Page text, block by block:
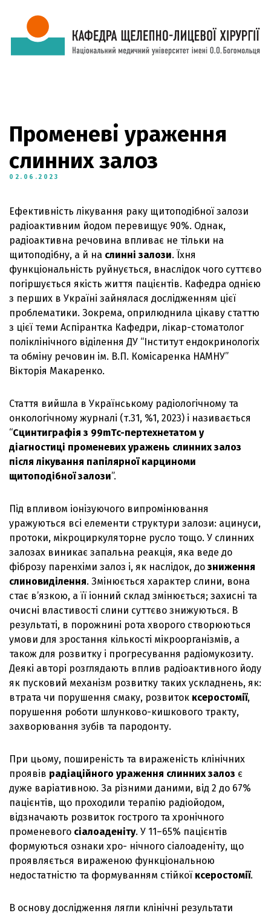
Променеві ураження
слинних залоз
02.06.2023
Ефективність лікування раку щитоподібної залози
радіоактивним йодом перевищує 90%. Однак,
радіоактивна речовина впливає не тільки на
щитоподібну, а й на слинні залози. Їхня
функціональність руйнується, внаслідок чого суттєво
погіршується якість життя пацієнтів. Кафедра однією
з перших в Україні зайнялася дослідженням цієї
проблематики. Зокрема, оприлюднила цікаву статтю
з цієї теми Аспірантка Кафедри, лікар-стоматолог
поліклінічного віділення ДУ “Інститут ендокринологіх
та обміну речовин ім. В.П. Комісаренка НАМНУ”
Вікторія Макаренко.
Стаття вийшла в Українському радіологічному та
онкологічному журналі (т.31, %1, 2023) і називається
“Сцинтиграфія з 99mTc-пертехнетатом у
діагностиці променевих уражень слинних залоз
після лікування папілярної карциноми
щитоподібної залози”.
Під впливом іонізуючого випромінювання
уражуються всі елементи структури залози: ацинуси,
протоки, мікроциркуляторне русло тощо. У слинних
залозах виникає запальна реакція, яка веде до
фіброзу паренхіми залоз і, як наслідок, дозниження
слиновиділення. Змінюється характер слини, вона
стає в’язкою, а її іонний склад змінюється; захисні та
очисні властивості слини суттєво знижуються. В
результаті, в порожнині рота хворого створюються
умови для зростання кількості мікроорганізмів, а
також для розвитку і прогресування радіомукозиту.
Деякі авторі розглядають вплив радіоактивного йоду
як пусковий механізм розвитку таких ускладнень, як:
втрата чи порушення смаку, розвиток ксеростомії,
порушення роботи шлунково-кишкового тракту,
захворювання зубів та пародонту.
При цьому, поширеність та вираженість клінічних
проявів радіаційного ураження слинних залоз є
дуже варіативною. За різними даними, від 2 до 67%
пацієнтів, що проходили терапію радіойодом,
відзначають розвиток гострого та хронічного
променевого сіалоаденіту. У 11–65% пацієнтів
формуються ознаки хро- нічного сіалоаденіту, що
проявляється вираженою функціональною
недостатністю та формуванням стійкої ксеростомії.
В основу дослідження лягли клінічні результати